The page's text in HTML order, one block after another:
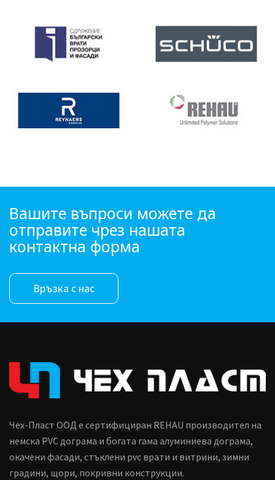
Вашите въпроси можете да
отправите чрез нашата
контактна форма
Връзка с нас
Чех-Пласт ООД е сертифициран REHAU производител на
немска PVC дограма и богата гама алуминиева дограма,
окачени фасади, стъклени pvc врати и витрини, зимни
градини, щори, покривни конструкции.